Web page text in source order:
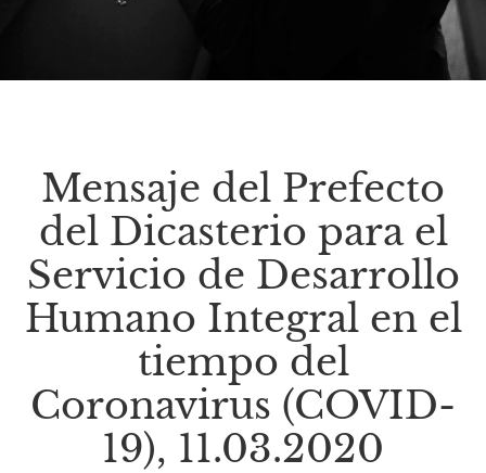
Mensaje del Prefecto
del Dicasterio para el
Servicio de Desarrollo
Humano Integral en el
tiempo del
Coronavirus (COVID-
19), 11.03.2020